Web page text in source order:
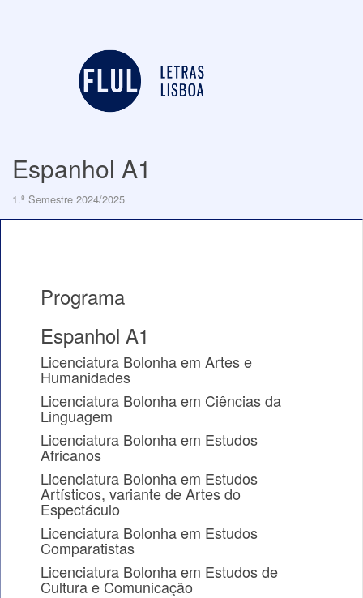
Espanhol A1
1.º Semestre 2024/2025
Programa
Espanhol A1
Licenciatura Bolonha em Artes e
Humanidades
Licenciatura Bolonha em Ciências da
Linguagem
Licenciatura Bolonha em Estudos
Africanos
Licenciatura Bolonha em Estudos
Artísticos, variante de Artes do
Espectáculo
Licenciatura Bolonha em Estudos
Comparatistas
Licenciatura Bolonha em Estudos de
Cultura e Comunicação